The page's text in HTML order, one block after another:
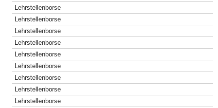
Lehrstellenborse
Lehrstellenborse
Lehrstellenborse
Lehrstellenborse
Lehrstellenborse
Lehrstellenborse
Lehrstellenborse
Lehrstellenborse
Lehrstellenborse